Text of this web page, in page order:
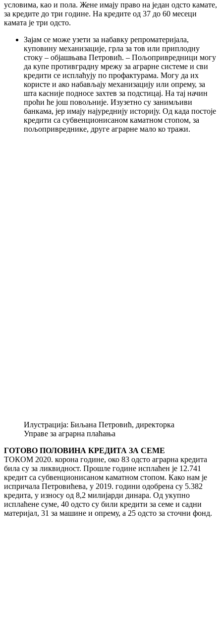
условима, као и пола. Жене имају право на један одсто камате,
за кредите до три године. На кредите од 37 до 60 месеци
камата је три одсто.
Зајам се може узети за набавку репроматеријала,
куповину механизације, грла за тов или приплодну
стоку – објашњава Петровић. – Пољопривредници могу
да купе противградну мрежу за аграрне системе и сви
кредити се исплаћују по профактурама. Могу да их
користе и ако набављају механизацију или опрему, за
шта касније подносе захтев за подстицај. На тај начин
проћи ће још повољније. Изузетно су занимљиви
банкама, јер имају најуреднију историју. Од када постоје
кредити са субвенционисаном каматном стопом, за
пољопривреднике, друге аграрне мало ко тражи.
Илустрација: Биљана Петровић, директорка
Управе за аграрна плаћања
ГОТОВО ПОЛОВИНА КРЕДИТА ЗА СЕМЕ
ТОКОМ 2020. корона године, око 83 одсто аграрна кредита
била су за ликвидност. Прошле године исплаћен је 12.741
кредит са субвенционисаном каматном стопом. Како нам је
испричала Петровићева, у 2019. години одобрена су 5.382
кредита, у износу од 8,2 милијарди динара. Од укупно
исплаћене суме, 40 одсто су били кредити за семе и садни
материјал, 31 за машине и опрему, а 25 одсто за сточни фонд.